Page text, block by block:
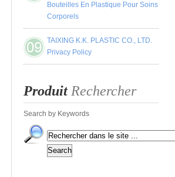
Bouteilles En Plastique Pour Soins
Corporels
TAIXING K.K. PLASTIC CO., LTD.
Privacy Policy
ProduitRechercher
Search by Keywords